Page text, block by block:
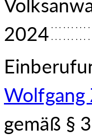
2024
Wolfgang
gemäß §